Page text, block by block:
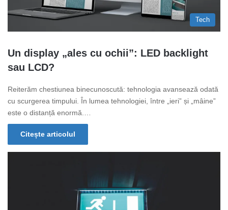
Tech
Un display „ales cu ochii”: LED backlight
sau LCD?
Reiterăm chestiunea binecunoscută: tehnologia avansează odată
cu scurgerea timpului. În lumea tehnologiei, între „ieri” și „mâine”
este o distanță enormă.…
Citește articolul